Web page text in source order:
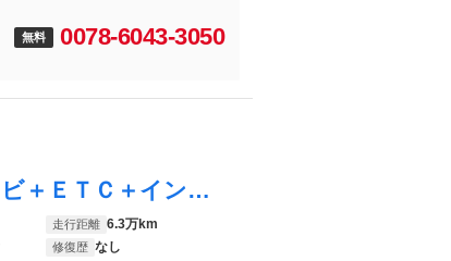
無料 0078-6043-3050
ＮＶ１００クリッパーリオ Ｅ 純正メモリーナビ＋ＥＴＣ＋インテリジェントキー＋エマブレ＋左側オートスライド＋キセノンヘッドライト＋純正１４インチアルミ！ドラレコの取付も承っております。お気軽にお問い合わせ下さい
走行距離 6.3万km
修復歴 なし